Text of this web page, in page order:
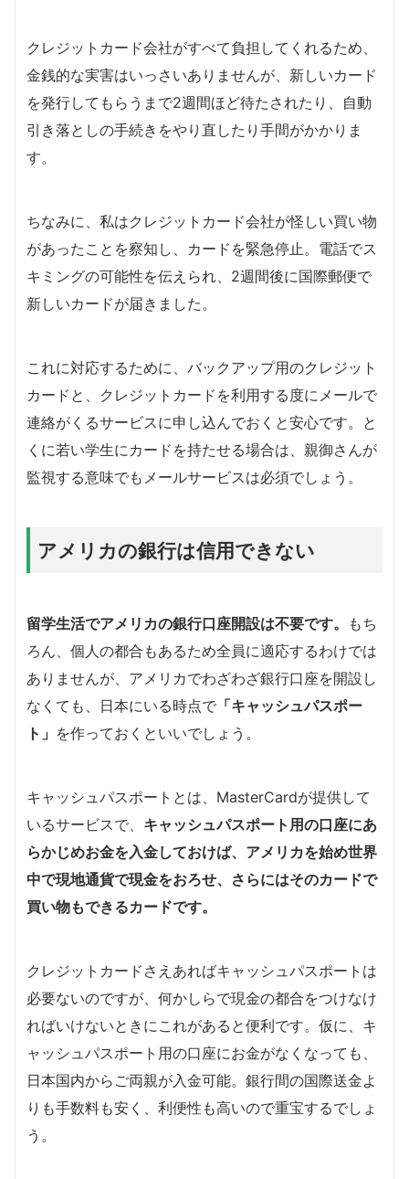
クレジットカード会社がすべて負担してくれるため、
金銭的な実害はいっさいありませんが、新しいカード
を発行してもらうまで2週間ほど待たされたり、自動
引き落としの手続きをやり直したり手間がかかりま
す。
ちなみに、私はクレジットカード会社が怪しい買い物
があったことを察知し、カードを緊急停止。電話でス
キミングの可能性を伝えられ、2週間後に国際郵便で
新しいカードが届きました。
これに対応するために、バックアップ用のクレジット
カードと、クレジットカードを利用する度にメールで
連絡がくるサービスに申し込んでおくと安心です。と
くに若い学生にカードを持たせる場合は、親御さんが
監視する意味でもメールサービスは必須でしょう。
アメリカの銀行は信用できない
留学生活でアメリカの銀行口座開設は不要です。
もち
ろん、個人の都合もあるため全員に適応するわけでは
ありませんが、アメリカでわざわざ銀行口座を開設し
なくても、日本にいる時点で 「キャッシュパスポー
ト」 を作っておくといいでしょう。
キャッシュパスポートとは、MasterCardが提供して
いるサービスで、 キャッシュパスポート用の口座にあ
らかじめお金を入金しておけば、アメリカを始め世界
中で現地通貨で現金をおろせ、さらにはそのカードで
買い物もできるカードです。
クレジットカードさえあればキャッシュパスポートは
必要ないのですが、何かしらで現金の都合をつけなけ
ればいけないときにこれがあると便利です。仮に、キ
ャッシュパスポート用の口座にお金がなくなっても、
日本国内からご両親が入金可能。銀行間の国際送金よ
りも手数料も安く、利便性も高いので重宝するでしょ
う。